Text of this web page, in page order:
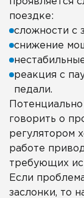
поездке:
сложности с
снижение
реакция с
педали.
говорить о
регулятором
работе
требующих
Если
заслонки, то